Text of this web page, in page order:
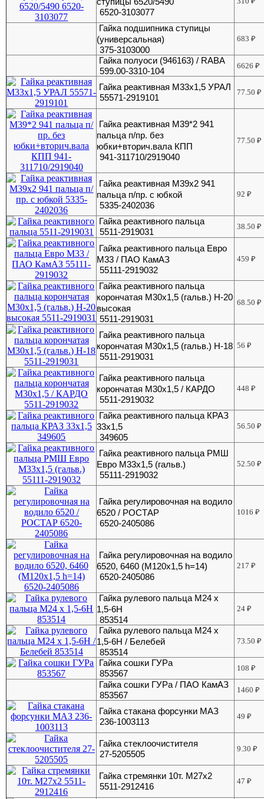
6520-3103077
Гайка подшипника ступицы
(универсальная)
375-3103000
683₽
Гайка полуоси (946163) / RABA
599.00-3310-104
6626₽
Гайка реактивная М33х1,5 УРАЛ
55571-2919101
77.50₽
Гайка реактивная М39*2 941
пальца п/пр. без
юбки+вторич.вала КПП
941-311710/2919040
77.50₽
Гайка реактивная М39х2 941
пальца п/пр. с юбкой
5335-2402036
92₽
Гайка реактивного пальца
5511-2919031
38.50₽
Гайка реактивного пальца Евро
М33 / ПАО КамАЗ
55111-2919032
459₽
Гайка реактивного пальца
корончатая М30х1,5 (гальв.) H-20
высокая
5511-2919031
68.50₽
Гайка реактивного пальца
корончатая М30х1,5 (гальв.) Н-18
5511-2919031
56₽
Гайка реактивного пальца
корончатая М30х1,5 / КАРДО
5511-2919032
448₽
Гайка реактивного пальца КРАЗ
33х1,5
349605
56.50₽
Гайка реактивного пальца РМШ
Евро М33х1,5 (гальв.)
55111-2919032
52.50₽
Гайка регулировочная на водило
6520 / РОСТАР
6520-2405086
1016₽
Гайка регулировочная на водило
6520, 6460 (М120х1,5 h=14)
6520-2405086
217₽
Гайка рулевого пальца М24 х
1,5-6Н
853514
24₽
Гайка рулевого пальца М24 х
1,5-6Н / Белебей
853514
73.50₽
Гайка сошки ГУРа
853567
108₽
Гайка сошки ГУРа / ПАО КамАЗ
853567
1460₽
Гайка стакана форсунки МАЗ
236-1003113
49₽
Гайка стеклоочистителя
27-5205505
9.30₽
Гайка стремянки 10т. М27х2
5511-2912416
47₽